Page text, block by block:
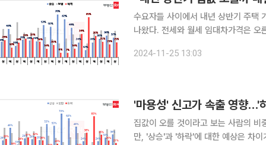
수요자들 사이에서 내년 상반기 주택
나왔다. 전세와 월세 임대차가격은 오른
2024-11-25 13:03
'마용성' 신고가 속출 영향…'
집값이 오를 것이라고 보는 사람의
만, '상승'과 '하락'에 대한 예상은 차이가 커졌다. 10일 부동산R114에 따르